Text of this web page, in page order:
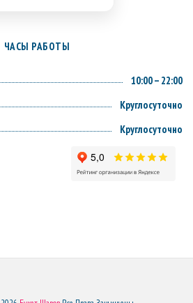
ЧАСЫ РАБОТЫ
10:00 – 22:00
Круглосуточно
Круглосуточно